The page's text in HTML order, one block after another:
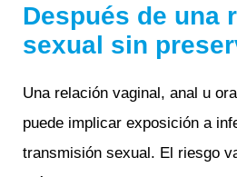
Después de una
sexual sin
Una relación vaginal, anal u
puede implicar exposición a
transmisión sexual. El riesgo